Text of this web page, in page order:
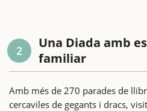
2
Una Diada amb
familiar
Amb més de 270 parades de
cercaviles de gegants i dracs,